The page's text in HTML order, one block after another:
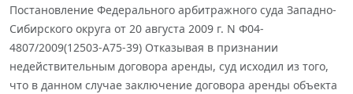
Постановление Федерального арбитражного суда Западно-
Сибирского округа от 20 августа 2009 г. N Ф04-
4807/2009(12503-А75-39) Отказывая в признании
недействительным договора аренды, суд исходил из того,
что в данном случае заключение договора аренды объекта